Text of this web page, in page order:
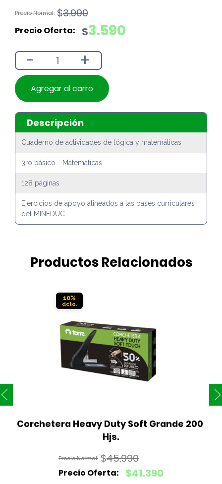
$3.990
El
original
$3.990.
$3.590
El
actual
$3.590.
- +
Agregar al carro
Descripción
Cuaderno de actividades de lógica y matemáticas
3ro básico - Matemáticas
128 páginas
Ejercicios de apoyo alineados a las bases curriculares
del MINEDUC
Productos Relacionados
10%
Corchetera Heavy Duty Soft Grande 200
Hjs.
$45.990
El
$41.390